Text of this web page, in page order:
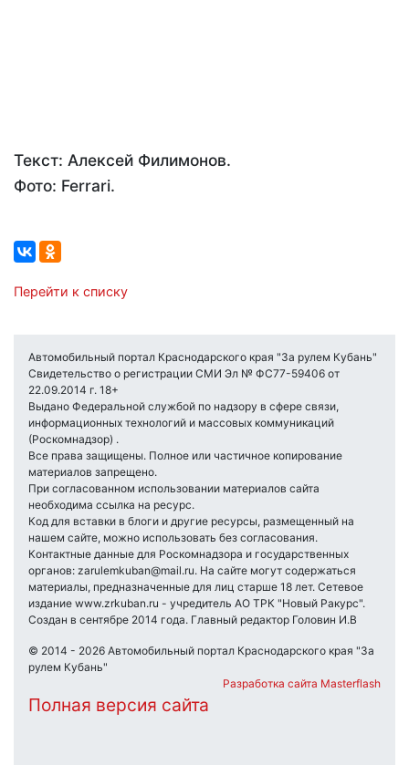
Текст: Алексей Филимонов.
Фото: Ferrari.
Перейти к списку
Автомобильный портал Краснодарского края "За рулем Кубань"
Свидетельство о регистрации СМИ Эл № ФС77-59406 от
22.09.2014 г. 18+
Выдано Федеральной службой по надзору в сфере связи,
информационных технологий и массовых коммуникаций
(Роскомнадзор) .
Все права защищены. Полное или частичное копирование
материалов запрещено.
При согласованном использовании материалов сайта
необходима ссылка на ресурс.
Код для вставки в блоги и другие ресурсы, размещенный на
нашем сайте, можно использовать без согласования.
Контактные данные для Роскомнадзора и государственных
органов: zarulemkuban@mail.ru. На сайте могут содержаться
материалы, предназначенные для лиц старше 18 лет. Сетевое
издание www.zrkuban.ru - учредитель АО ТРК "Новый Ракурс".
Создан в сентябре 2014 года. Главный редактор Головин И.В
© 2014 - 2026 Автомобильный портал Краснодарского края "За
рулем Кубань"
Разработка сайта Masterflash
Полная версия сайта